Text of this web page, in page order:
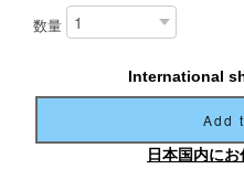
数量
International
Add
日本国内に